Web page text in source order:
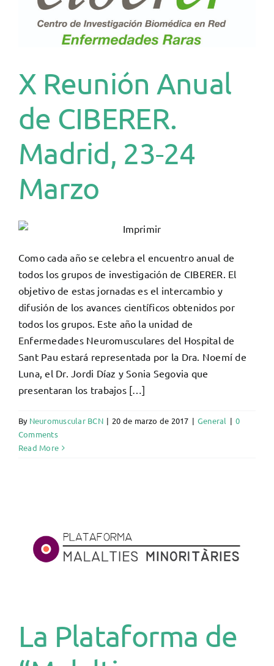
X Reunión Anual
de CIBERER.
Madrid, 23-24
Marzo
Como cada año se celebra el encuentro anual de
todos los grupos de investigación de CIBERER. El
objetivo de estas jornadas es el intercambio y
difusión de los avances científicos obtenidos por
todos los grupos. Este año la unidad de
Enfermedades Neuromusculares del Hospital de
Sant Pau estará representada por la Dra. Noemí de
Luna, el Dr. Jordi Díaz y Sonia Segovia que
presentaran los trabajos […]
By Neuromuscular BCN | 20 de marzo de 2017 | General | 0
Comments
Read More
La Plataforma de